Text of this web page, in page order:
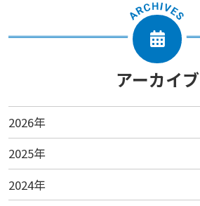
アーカイブ
2026年
2025年
2024年